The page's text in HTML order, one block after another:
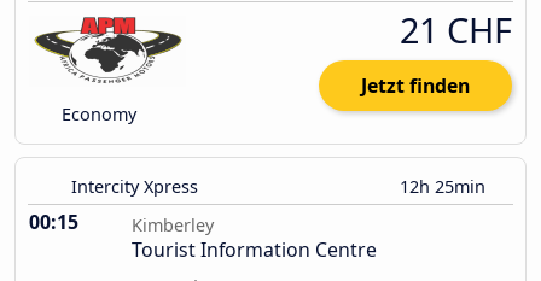
Economy
21 CHF
Jetzt finden
Intercity Xpress 12h 25min
00:15 Kimberley
Tourist Information Centre